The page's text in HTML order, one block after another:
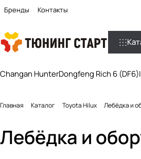
Бренды Контакты
Changan HunterDongfeng Rich 6 (DF6)
Главная Каталог Toyota Hilux Лебёдка и
Лебёдка и